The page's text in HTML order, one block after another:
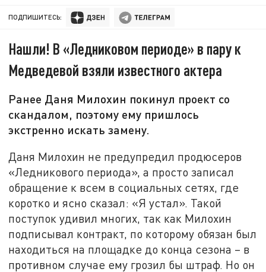
ПОДПИШИТЕСЬ:
Нашли! В «Ледниковом периоде» в пару к
Медведевой взяли известного актера
Ранее Даня Милохин покинул проект со
скандалом, поэтому ему пришлось
экстренно искать замену.
Даня Милохин не предупредил продюсеров
«Ледникового периода», а просто записал
обращение к всем в социальных сетях, где
коротко и ясно сказал: «Я устал». Такой
поступок удивил многих, так как Милохин
подписывал контракт, по которому обязан был
находиться на площадке до конца сезона – в
противном случае ему грозил бы штраф. Но он